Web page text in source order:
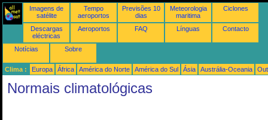
Imagens de
satélite
Tempo
aeroportos
Previsões 10
dias
Meteorologia
maritima
Ciclones
Descargas
eléctricas
Aeroportos FAQ Línguas Contacto
Notícias Sobre
Clima : Europa África América do Norte América do Sul Ásia Austrália-Oceania
Normais climatológicas